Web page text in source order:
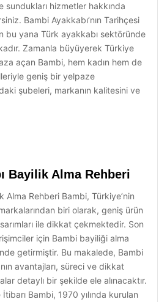
sundukları hizmetler hakkında
Bambi Ayakkabı’nın Tarihçesi
bu yana Türk ayakkabı sektöründe
Zamanla büyüyerek Türkiye
açan Bambi, hem kadın hem de
geniş bir yelpaze
şubeleri, markanın kalitesini ve
Bayilik Alma Rehberi
Alma Rehberi Bambi, Türkiye’nin
biri olarak, geniş ürün
ile dikkat çekmektedir. Son
için Bambi bayiliği alma
getirmiştir. Bu makalede, Bambi
avantajları, süreci ve dikkat
detaylı bir şekilde ele alınacaktır.
Bambi, 1970 yılında kurulan